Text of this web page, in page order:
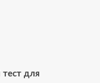
тест для